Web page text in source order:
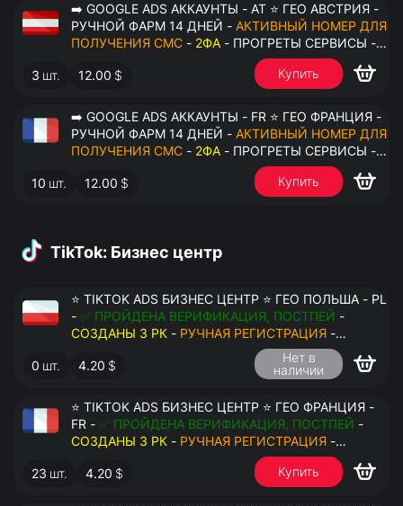
➡️ GOOGLE ADS АККАУНТЫ - AT ⭐ ГЕО АВСТРИЯ -
РУЧНОЙ ФАРМ 14 ДНЕЙ - АКТИВНЫЙ НОМЕР ДЛЯ
ПОЛУЧЕНИЯ СМС - 2ФА - ПРОГРЕТЫ СЕРВИСЫ -
3 шт. 12.00 $ Купить
➡️ GOOGLE ADS АККАУНТЫ - FR ⭐ ГЕО ФРАНЦИЯ -
РУЧНОЙ ФАРМ 14 ДНЕЙ - АКТИВНЫЙ НОМЕР ДЛЯ
ПОЛУЧЕНИЯ СМС - 2ФА - ПРОГРЕТЫ СЕРВИСЫ -
10 шт. 12.00 $ Купить
TikTok: Бизнес центр
⭐ TIKTOK ADS БИЗНЕС ЦЕНТР ⭐ ГЕО ПОЛЬША - PL
- ✅ ПРОЙДЕНА ВЕРИФИКАЦИЯ, ПОСТПЕЙ -
СОЗДАНЫ 3 РК - РУЧНАЯ РЕГИСТРАЦИЯ -
ДОСТУП К ПОЧТЕ - КУКИ - ВАТ ЗАПОЛНЕН -
ПЕРЕДАЧА В АНТИДЕТЕКТ
0 шт. 4.20 $
Нет в
наличии
⭐ TIKTOK ADS БИЗНЕС ЦЕНТР ⭐ ГЕО ФРАНЦИЯ -
FR - ✅ ПРОЙДЕНА ВЕРИФИКАЦИЯ, ПОСТПЕЙ -
СОЗДАНЫ 3 РК - РУЧНАЯ РЕГИСТРАЦИЯ -
ДОСТУП К ПОЧТЕ - КУКИ - ВАТ ЗАПОЛНЕН -
ПЕРЕДАЧА В АНТИДЕТЕКТ
23 шт. 4.20 $ Купить